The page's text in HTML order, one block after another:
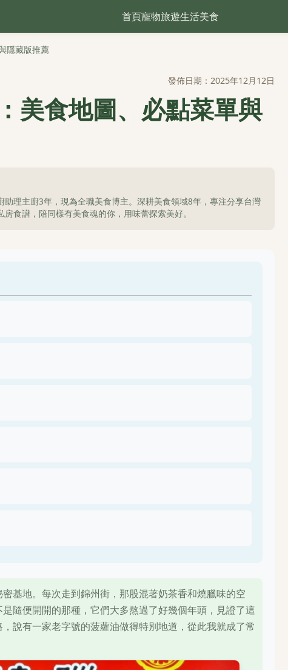
首頁寵物旅遊生活美食
隱藏版推薦
發佈日期：2025年12月12日
美食地圖、必點菜單與
理主廚3年，現為全職美食博主。深耕美食領域8年，專注分享台灣
食譜，陪同樣有美食魂的你，用味蕾探索美好。
基地。每次走到錦州街，那股混著奶茶香和燒臘味的空
隨便開開的那種，它們大多熬過了好幾個年頭，見證了這
說有一家老字號的菠蘿油做得特別地道，從此我就成了常